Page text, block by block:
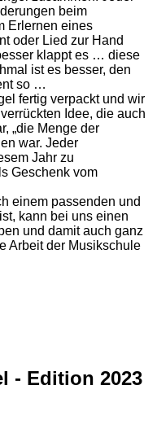
beim
Erlernen eines
oder Lied zur Hand
klappt es … diese
ist es besser, den
so …
fertig verpackt und wir
Idee, die auch
„die Menge der
war. Jeder
Jahr zu
Geschenk vom
einem passenden und
kann bei uns einen
und damit auch ganz
Arbeit der Musikschule
- Edition 2023